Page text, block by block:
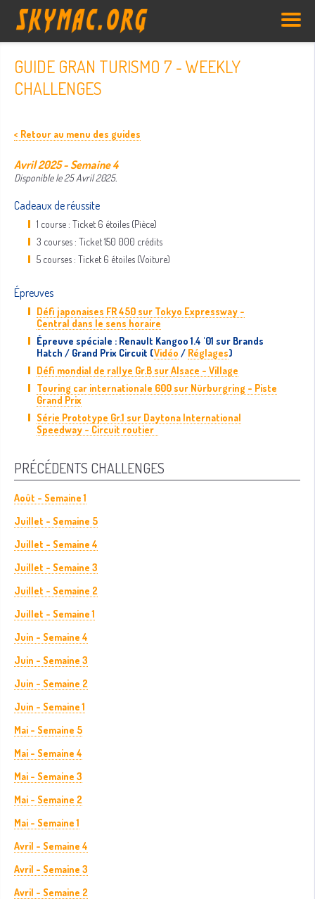
GUIDE GRAN TURISMO 7 - WEEKLY
CHALLENGES
< Retour au menu des guides
Avril 2025 - Semaine 4
Disponible le 25 Avril 2025.
Cadeaux de réussite
1 course : Ticket 6 étoiles (Pièce)
3 courses : Ticket 150 000 crédits
5 courses : Ticket 6 étoiles (Voiture)
Épreuves
Défi japonaises FR 450 sur Tokyo Expressway -
Central dans le sens horaire
Épreuve spéciale : Renault Kangoo 1.4 '01 sur Brands
Hatch / Grand Prix Circuit (Vidéo / Réglages)
Défi mondial de rallye Gr.B sur Alsace - Village
Touring car internationale 600 sur Nürburgring - Piste
Grand Prix
Série Prototype Gr.1 sur Daytona International
Speedway - Circuit routier
PRÉCÉDENTS CHALLENGES
Août - Semaine 1
Juillet - Semaine 5
Juillet - Semaine 4
Juillet - Semaine 3
Juillet - Semaine 2
Juillet - Semaine 1
Juin - Semaine 4
Juin - Semaine 3
Juin - Semaine 2
Juin - Semaine 1
Mai - Semaine 5
Mai - Semaine 4
Mai - Semaine 3
Mai - Semaine 2
Mai - Semaine 1
Avril - Semaine 4
Avril - Semaine 3
Avril - Semaine 2